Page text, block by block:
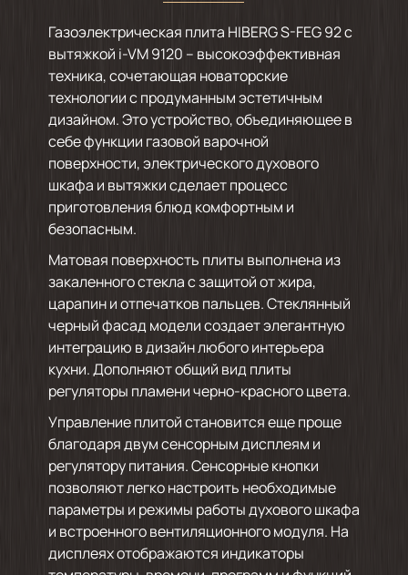
Газоэлектрическая плита HIBERG S-FEG 92 с
вытяжкой i-VM 9120 – высокоэффективная
техника, сочетающая новаторские
технологии с продуманным эстетичным
дизайном. Это устройство, объединяющее в
себе функции газовой варочной
поверхности, электрического духового
шкафа и вытяжки сделает процесс
приготовления блюд комфортным и
безопасным.
Матовая поверхность плиты выполнена из
закаленного стекла с защитой от жира,
царапин и отпечатков пальцев. Стеклянный
черный фасад модели создает элегантную
интеграцию в дизайн любого интерьера
кухни. Дополняют общий вид плиты
регуляторы пламени черно-красного цвета.
Управление плитой становится еще проще
благодаря двум сенсорным дисплеям и
регулятору питания. Сенсорные кнопки
позволяют легко настроить необходимые
параметры и режимы работы духового шкафа
и встроенного вентиляционного модуля. На
дисплеях отображаются индикаторы